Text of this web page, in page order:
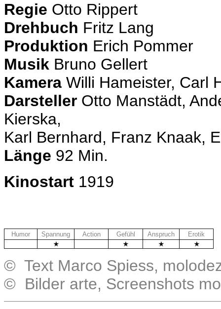
Regie Otto Rippert
Drehbuch Fritz Lang
Produktion Erich Pommer
Musik Bruno Gellert
Kamera Willi Hameister, Carl
Darsteller Otto Manstädt,
Kierska,
Karl Bernhard, Franz Knaak,
Länge 92 Min.
Kinostart 1919
Humor Spannung Action Gefühl Anspruch Erotik
© Text Marco Spiess,
© Bilder arte, Screenshots